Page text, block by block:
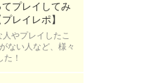
プレイしてみ
レイレポ】
人やプレイしたこ
ない人など、様々
！